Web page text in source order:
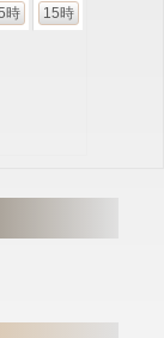
時
15時